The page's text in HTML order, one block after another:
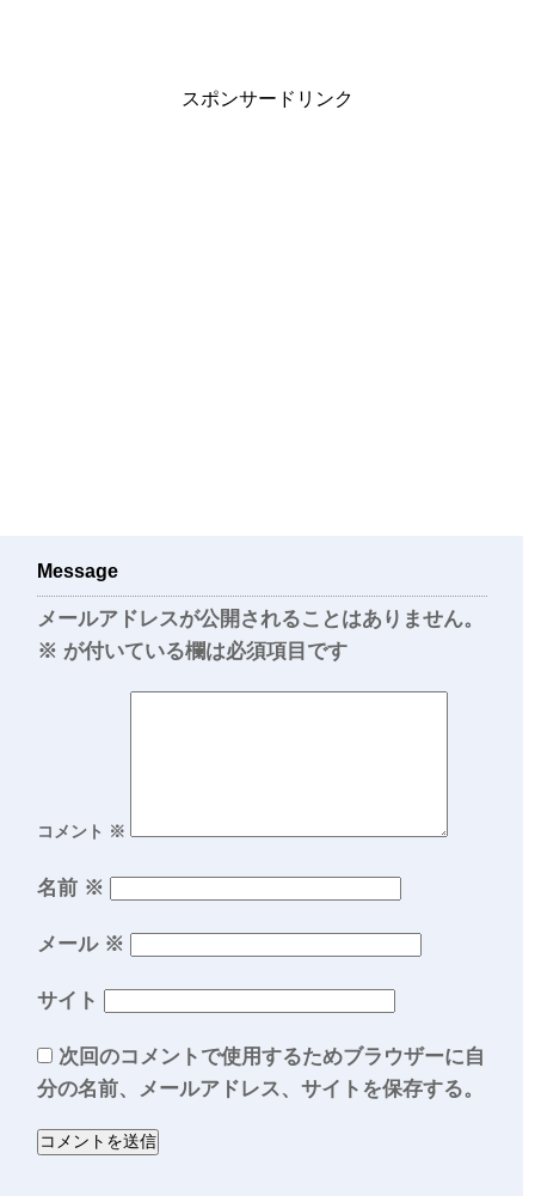
スポンサードリンク
Message
メールアドレスが公開されることはありません。
※ が付いている欄は必須項目です
コメント ※
名前 ※
メール ※
サイト
次回のコメントで使用するためブラウザーに自
分の名前、メールアドレス、サイトを保存する。